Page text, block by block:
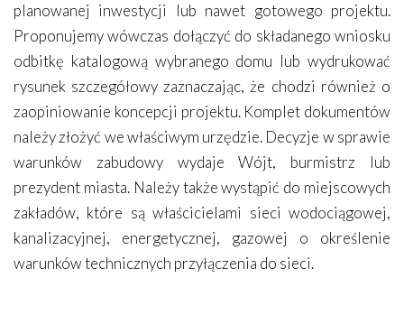
planowanej inwestycji lub nawet gotowego projektu.
Proponujemy wówczas dołączyć do składanego wniosku
odbitkę katalogową wybranego domu lub wydrukować
rysunek szczegółowy zaznaczając, że chodzi również o
zaopiniowanie koncepcji projektu. Komplet dokumentów
należy złożyć we właściwym urzędzie. Decyzje w sprawie
warunków zabudowy wydaje Wójt, burmistrz lub
prezydent miasta. Należy także wystąpić do miejscowych
zakładów, które są właścicielami sieci wodociągowej,
kanalizacyjnej, energetycznej, gazowej o określenie
warunków technicznych przyłączenia do sieci.